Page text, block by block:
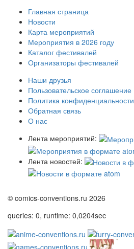
Главная страница
Новости
Карта мероприятий
Мероприятия в 2026 году
Каталог фестивалей
Организаторы фестивалей
Наши друзья
Пользовательское соглашение
Политика конфиденциальности
Обратная связь
О нас
Лента мероприятий:
Лента новостей:
© comics-conventions.ru 2026
queries: 0, runtime: 0,0204sec